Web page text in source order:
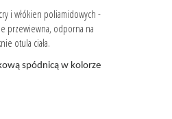
i włókien poliamidowych -
przewiewna, odporna na
otula ciała.
spódnicą w kolorze